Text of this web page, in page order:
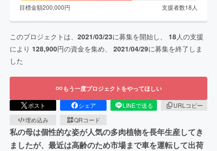
目標金額200,000円 支援者数18 人
このプロジェクトは、 2021/03/23に募集を開始し、 18人の支援
により 128,900円の資金を集め、 2021/04/29に募集を終了しま
した
もう一度プロジェクトをやってほしい
ポスト シェア LINEで送る
URLコピー
埋め込み
QRコード
私の母は個性的な姿が人気の多肉植物を長年生産してき
ましたが、最近は高齢のため市場まで車を運転して出荷